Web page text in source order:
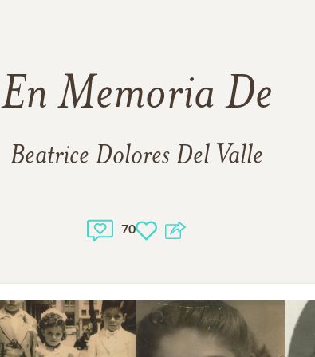
En Memoria De
Beatrice Dolores Del Valle
70